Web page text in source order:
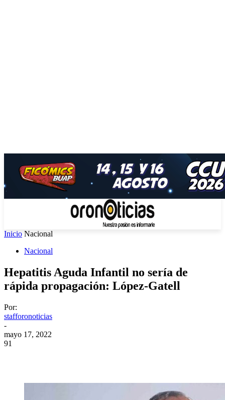
Inicio Nacional
Nacional
Hepatitis Aguda Infantil no sería de
rápida propagación: López-Gatell
Por:
stafforonoticias
-
mayo 17, 2022
91